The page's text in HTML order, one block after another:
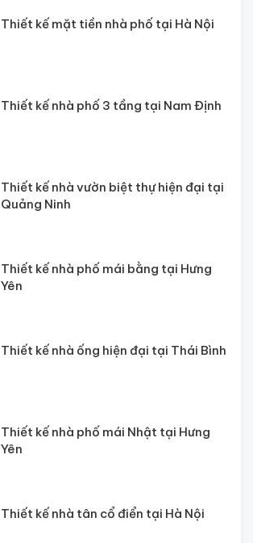
Thiết kế mặt tiền nhà phố tại Hà Nội
Thiết kế nhà phố 3 tầng tại Nam Định
Thiết kế nhà vườn biệt thự hiện đại tại
Quảng Ninh
Thiết kế nhà phố mái bằng tại Hưng
Yên
Thiết kế nhà ống hiện đại tại Thái Bình
Thiết kế nhà phố mái Nhật tại Hưng
Yên
Thiết kế nhà tân cổ điển tại Hà Nội